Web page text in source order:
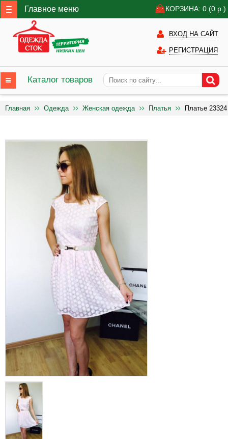
Главное меню КОРЗИНА: 0 (0 р.)
ВХОД НА САЙТ
РЕГИСТРАЦИЯ
Каталог товаров
Главная Одежда Женская одежда Платья Платье 23324